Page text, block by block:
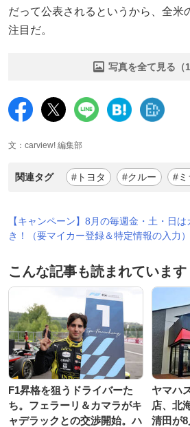
だって公表されるというから、全米
注目だ。
写真を全て見る（
文：carview! 編集部
関連タグ #トヨタ #クルー #ミ
【キャンペーン】8月の毎週金・土・日は
き！（要マイカー登録＆特定情報の入力）
こんな記事も読まれています
F1昇格を狙うドライバーた
ち。フェラーリ＆カマラがキ
ャデラックとの交渉開始。ハ
ヤマハ
店、北
清田が